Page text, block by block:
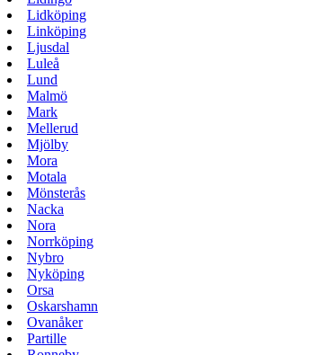
Lidköping
Linköping
Ljusdal
Luleå
Lund
Malmö
Mark
Mellerud
Mjölby
Mora
Motala
Mönsterås
Nacka
Nora
Norrköping
Nybro
Nyköping
Orsa
Oskarshamn
Ovanåker
Partille